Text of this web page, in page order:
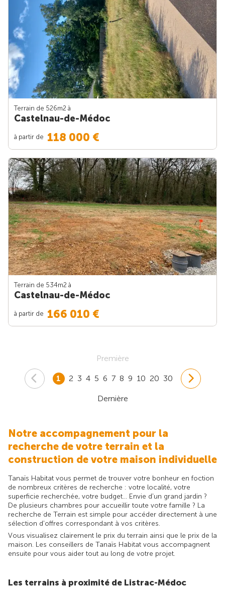
Terrain de 526m2 à
Castelnau-de-Médoc
à partir de 118 000 €
Terrain de 534m2 à
Castelnau-de-Médoc
à partir de 166 010 €
Première
1 2 3 4 5 6 7 8 9 10 20 30
Dernière
Notre accompagnement pour la
recherche de votre terrain et la
construction de votre maison individuelle
Tanaïs Habitat vous permet de trouver votre bonheur en foction
de nombreux critères de recherche : votre localité, votre
superficie recherchée, votre budget... Envie d'un grand jardin ?
De plusieurs chambres pour accueillir toute votre famille ? La
recherche de Terrain est simple pour accéder directement à une
sélection d'offres correspondant à vos critères.
Vous visualisez clairement le prix du terrain ainsi que le prix de la
maison. Les conseillers de Tanaïs Habitat vous accompagnent
ensuite pour vous aider tout au long de votre projet.
Les terrains à proximité de Listrac-Médoc